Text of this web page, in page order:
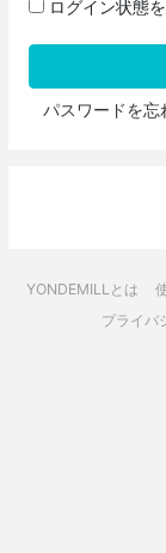
ログイン状態
パスワードを忘
YONDEMILLとは
プライバ